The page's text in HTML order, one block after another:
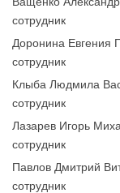
сотрудник
Доронина Евгения
сотрудник
Клыба Людмила
сотрудник
Лазарев Игорь
сотрудник
Павлов Дмитрий